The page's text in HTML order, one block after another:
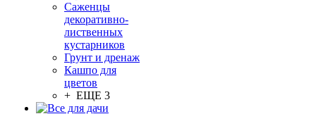
Саженцы
декоративно-
лиственных
кустарников
Грунт и дренаж
Кашпо для
цветов
+ ЕЩЕ 3